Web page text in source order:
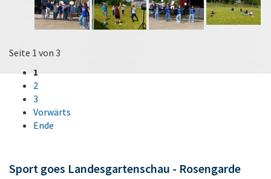
Seite 1 von 3
1
2
3
Vorwärts
Ende
Sport goes Landesgartenschau - Rosengarde